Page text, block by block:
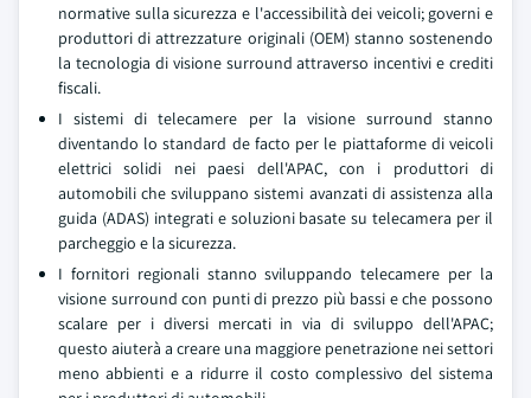
normative sulla sicurezza e l'accessibilità dei veicoli; governi e
produttori di attrezzature originali (OEM) stanno sostenendo
la tecnologia di visione surround attraverso incentivi e crediti
fiscali.
I sistemi di telecamere per la visione surround stanno
diventando lo standard de facto per le piattaforme di veicoli
elettrici solidi nei paesi dell'APAC, con i produttori di
automobili che sviluppano sistemi avanzati di assistenza alla
guida (ADAS) integrati e soluzioni basate su telecamera per il
parcheggio e la sicurezza.
I fornitori regionali stanno sviluppando telecamere per la
visione surround con punti di prezzo più bassi e che possono
scalare per i diversi mercati in via di sviluppo dell'APAC;
questo aiuterà a creare una maggiore penetrazione nei settori
meno abbienti e a ridurre il costo complessivo del sistema